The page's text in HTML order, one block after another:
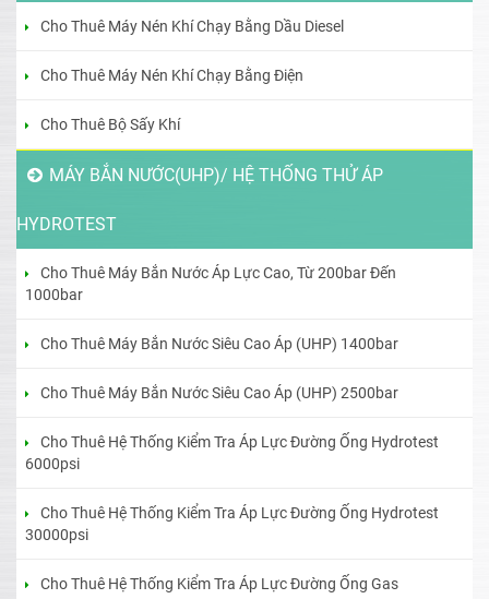
Cho Thuê Máy Nén Khí Chạy Bằng Dầu Diesel
Cho Thuê Máy Nén Khí Chạy Bằng Điện
Cho Thuê Bộ Sấy Khí
MÁY BẮN NƯỚC(UHP)/ HỆ THỐNG THỬ ÁP
HYDROTEST
Cho Thuê Máy Bắn Nước Áp Lực Cao, Từ 200bar Đến
1000bar
Cho Thuê Máy Bắn Nước Siêu Cao Áp (UHP) 1400bar
Cho Thuê Máy Bắn Nước Siêu Cao Áp (UHP) 2500bar
Cho Thuê Hệ Thống Kiểm Tra Áp Lực Đường Ống Hydrotest
6000psi
Cho Thuê Hệ Thống Kiểm Tra Áp Lực Đường Ống Hydrotest
30000psi
Cho Thuê Hệ Thống Kiểm Tra Áp Lực Đường Ống Gas